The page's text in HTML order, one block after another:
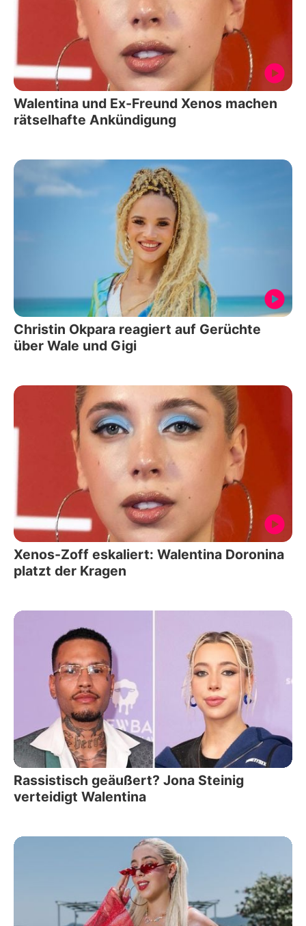
Walentina und Ex-Freund Xenos machen
rätselhafte Ankündigung
Christin Okpara reagiert auf Gerüchte
über Wale und Gigi
Xenos-Zoff eskaliert: Walentina Doronina
platzt der Kragen
Rassistisch geäußert? Jona Steinig
verteidigt Walentina